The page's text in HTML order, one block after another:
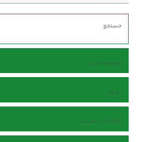
صفحه اصلی
مرور
اطلاعات نشریه